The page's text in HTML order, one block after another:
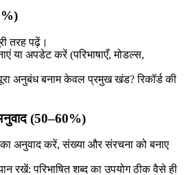
तरह पढ़ें।
या अपडेट करें (परिभाषाएँ, मोडल्स,
अनुबंध बनाम केवल प्रमुख खंड? रिकॉर्ड की
(50–60%)
अनुवाद करें, संख्या और संरचना को बनाए
रखें: परिभाषित शब्द का उपयोग ठीक वैसे ही